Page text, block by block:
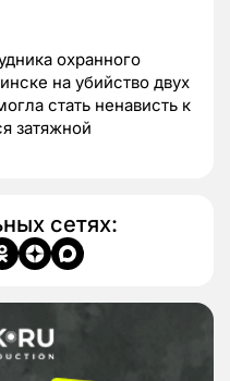
охранного
на убийство двух
стать ненависть к
затяжной
сетях: